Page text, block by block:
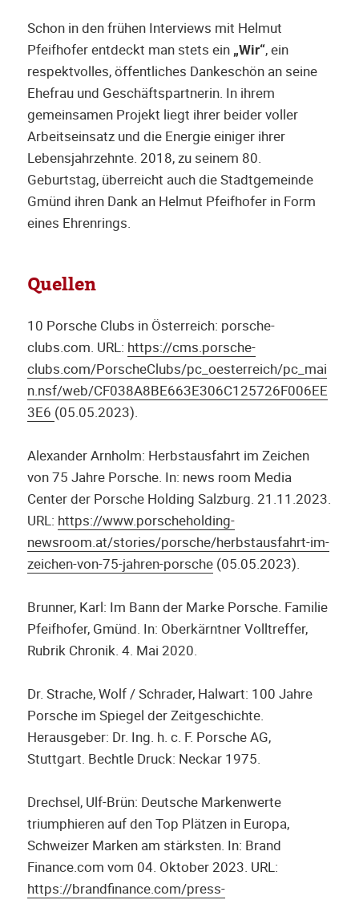
Schon in den frühen Interviews mit Helmut
Pfeifhofer entdeckt man stets ein „Wir“, ein
respektvolles, öffentliches Dankeschön an seine
Ehefrau und Geschäftspartnerin. In ihrem
gemeinsamen Projekt liegt ihrer beider voller
Arbeitseinsatz und die Energie einiger ihrer
Lebensjahrzehnte. 2018, zu seinem 80.
Geburtstag, überreicht auch die Stadtgemeinde
Gmünd ihren Dank an Helmut Pfeifhofer in Form
eines Ehrenrings.
Quellen
10 Porsche Clubs in Österreich: porsche-
clubs.com. URL: https://cms.porsche-
clubs.com/PorscheClubs/pc_oesterreich/pc_mai
n.nsf/web/CF038A8BE663E306C125726F006EE
3E6 (05.05.2023).
Alexander Arnholm: Herbstausfahrt im Zeichen
von 75 Jahre Porsche. In: news room Media
Center der Porsche Holding Salzburg. 21.11.2023.
URL: https://www.porscheholding-
newsroom.at/stories/porsche/herbstausfahrt-im-
zeichen-von-75-jahren-porsche (05.05.2023).
Brunner, Karl: Im Bann der Marke Porsche. Familie
Pfeifhofer, Gmünd. In: Oberkärntner Volltreffer,
Rubrik Chronik. 4. Mai 2020.
Dr. Strache, Wolf / Schrader, Halwart: 100 Jahre
Porsche im Spiegel der Zeitgeschichte.
Herausgeber: Dr. Ing. h. c. F. Porsche AG,
Stuttgart. Bechtle Druck: Neckar 1975.
Drechsel, Ulf-Brün: Deutsche Markenwerte
triumphieren auf den Top Plätzen in Europa,
Schweizer Marken am stärksten. In: Brand
Finance.com vom 04. Oktober 2023. URL:
https://brandfinance.com/press-